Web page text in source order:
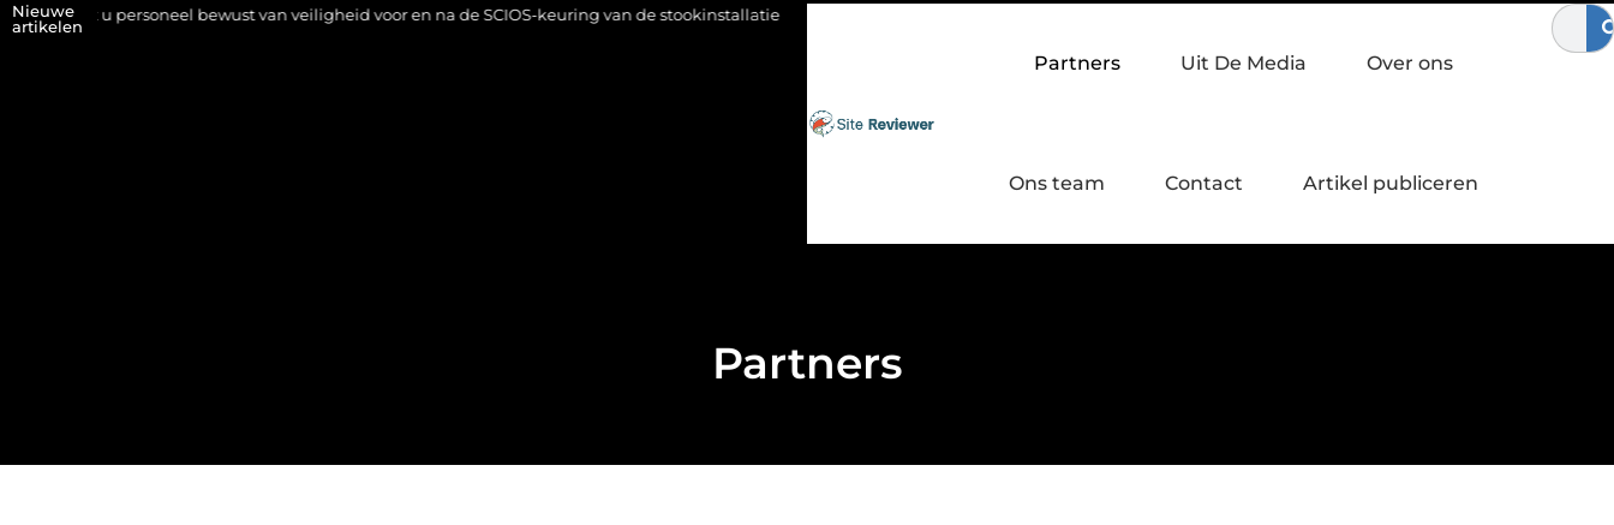
Nieuwe
artikelen
maakt u personeel bewust van veiligheid voor en na de SCIOS-keuring van de stookinstallatie Fysio Bleiswijk: gericht werken aan soepel en pijnvrij bewegen Waardebepaling bij een
Partners Uit De Media Over ons
Ons team Contact Artikel publiceren
Partners